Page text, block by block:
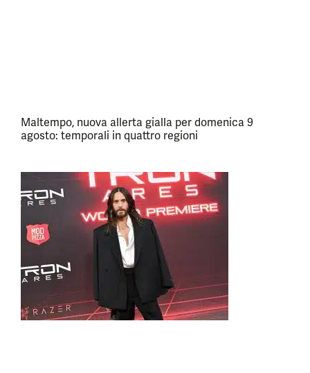
Maltempo, nuova allerta gialla per domenica 9
agosto: temporali in quattro regioni